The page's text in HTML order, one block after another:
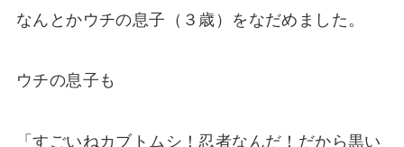
なんとかウチの息子（３歳）をなだめました。
ウチの息子も
「すごいねカブトムシ！忍者なんだ！だから黒い